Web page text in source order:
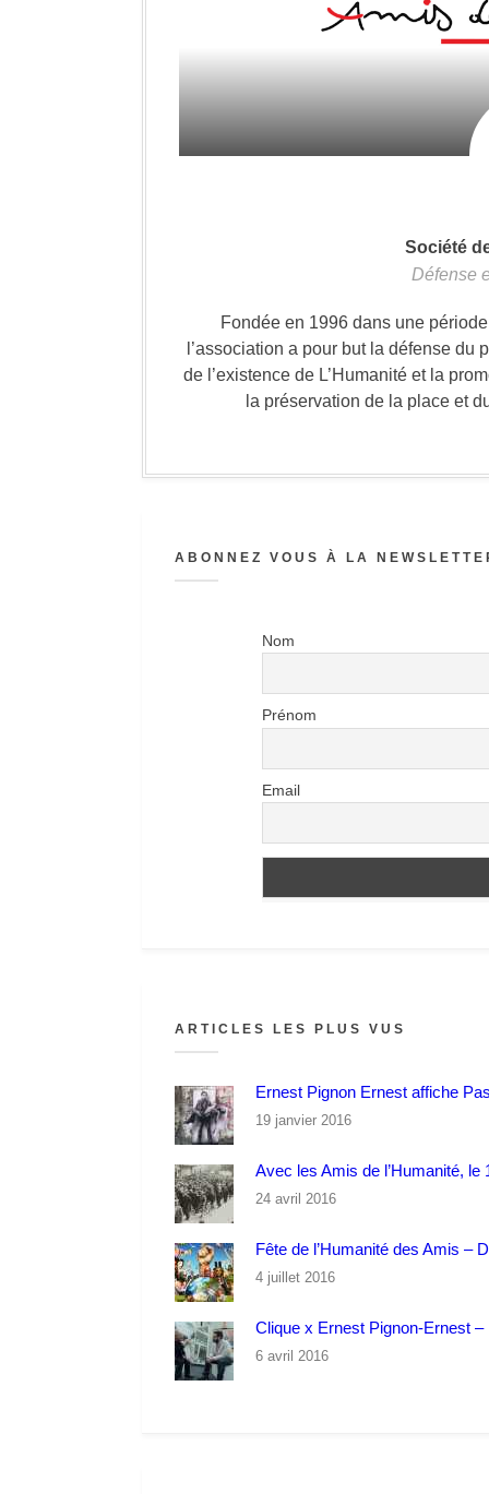
Société
Défense
Fondée en 1996 dans une
l’association a pour but la défense
de l’existence de L’Humanité et la
la préservation de la place et
ABONNEZ VOUS À LA
Nom
Prénom
Email
ARTICLES LES PLUS VUS
Ernest Pignon Ernest affiche
19 janvier 2016
Avec les Amis de l’Humanité, le
24 avril 2016
Fête de l’Humanité des Amis –
4 juillet 2016
Clique x Ernest Pignon-Ernest
6 avril 2016